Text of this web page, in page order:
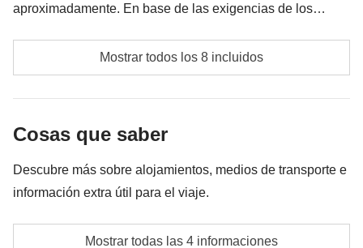
aproximadamente. En base de las exigencias de los
necesario aumentarla posteriormente. En cualquier caso,
se devolverá la diferencia no utilizada.
Entradas a lugares de interés y museos
(opcional)
Rafting en el río Vjosa (opcional)
Mostrar todos los 8 incluidos
Cosas que saber
Descubre más sobre alojamientos, medios de transporte e
información extra útil para el viaje.
Alojamientos
Mostrar todas las 4 informaciones